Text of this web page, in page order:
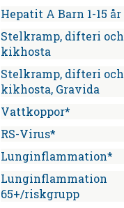
Hepatit A Barn 1-15 år
Stelkramp, difteri och
kikhosta
Stelkramp, difteri och
kikhosta, Gravida
Vattkoppor*
RS-Virus*
Lunginflammation*
Lunginflammation
65+/riskgrupp